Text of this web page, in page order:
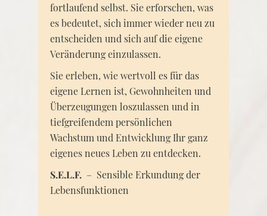
fortlaufend selbst. Sie erforschen, was
es bedeutet, sich immer wieder neu zu
entscheiden und sich auf die eigene
Veränderung einzulassen.
Sie erleben, wie wertvoll es für das
eigene Lernen ist, Gewohnheiten und
Überzeugungen loszulassen und in
tiefgreifendem persönlichen
Wachstum und Entwicklung Ihr ganz
eigenes neues Leben zu entdecken.
S.E.L.F. – Sensible Erkundung der
Lebensfunktionen